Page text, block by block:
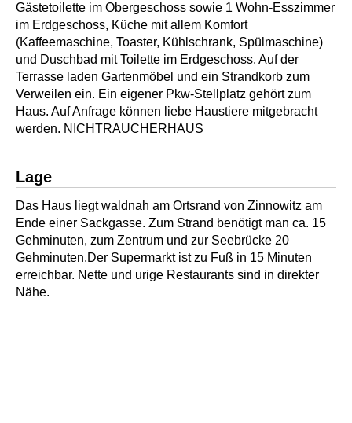
Gästetoilette im Obergeschoss sowie 1 Wohn-Esszimmer
im Erdgeschoss, Küche mit allem Komfort
(Kaffeemaschine, Toaster, Kühlschrank, Spülmaschine)
und Duschbad mit Toilette im Erdgeschoss. Auf der
Terrasse laden Gartenmöbel und ein Strandkorb zum
Verweilen ein. Ein eigener Pkw-Stellplatz gehört zum
Haus. Auf Anfrage können liebe Haustiere mitgebracht
werden. NICHTRAUCHERHAUS
Lage
Das Haus liegt waldnah am Ortsrand von Zinnowitz am
Ende einer Sackgasse. Zum Strand benötigt man ca. 15
Gehminuten, zum Zentrum und zur Seebrücke 20
Gehminuten.Der Supermarkt ist zu Fuß in 15 Minuten
erreichbar. Nette und urige Restaurants sind in direkter
Nähe.